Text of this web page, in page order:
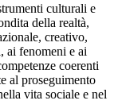
culturali e
della realtà,
creativo,
ai fenomeni e ai
coerenti
al proseguimento
vita sociale e nel